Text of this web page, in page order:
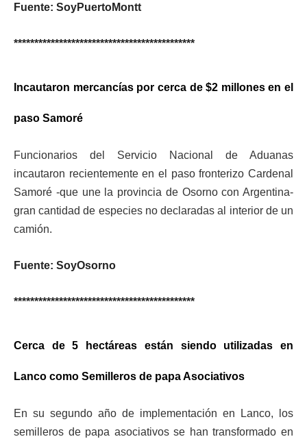
Fuente: SoyPuertoMontt
********************************************
Incautaron mercancías por cerca de $2 millones en el
paso Samoré
Funcionarios del Servicio Nacional de Aduanas
incautaron recientemente en el paso fronterizo Cardenal
Samoré -que une la provincia de Osorno con Argentina-
gran cantidad de especies no declaradas al interior de un
camión.
Fuente: SoyOsorno
********************************************
Cerca de 5 hectáreas están siendo utilizadas en
Lanco como Semilleros de papa Asociativos
En su segundo año de implementación en Lanco, los
semilleros de papa asociativos se han transformado en